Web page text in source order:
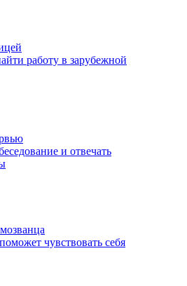
работу в зарубежной
и отвечать
чувствовать себя